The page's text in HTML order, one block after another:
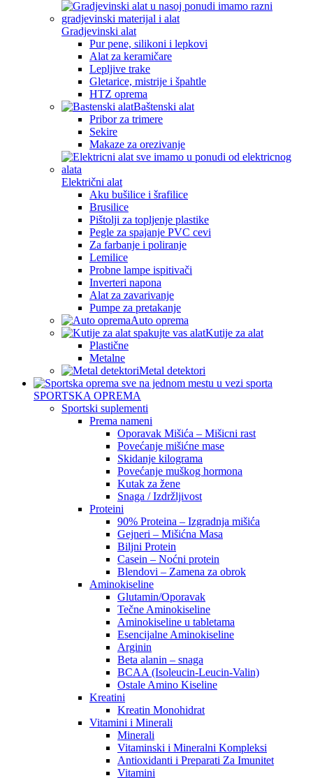
Gradjevinski alat
Pur pene, silikoni i lepkovi
Alat za keramičare
Lepljive trake
Gletarice, mistrije i špahtle
HTZ oprema
Baštenski alat
Pribor za trimere
Sekire
Makaze za orezivanje
Električni alat
Aku bušilice i šrafilice
Brusilice
Pištolji za topljenje plastike
Pegle za spajanje PVC cevi
Za farbanje i poliranje
Lemilice
Probne lampe ispitivači
Inverteri napona
Alat za zavarivanje
Pumpe za pretakanje
Auto oprema
Kutije za alat
Plastične
Metalne
Metal detektori
SPORTSKA OPREMA
Sportski suplementi
Prema nameni
Oporavak Mišića – Mišicni rast
Povećanje mišićne mase
Skidanje kilograma
Povećanje muškog hormona
Kutak za žene
Snaga / Izdržljivost
Proteini
90% Proteina – Izgradnja mišića
Gejneri – Mišićna Masa
Biljni Protein
Casein – Noćni protein
Blendovi – Zamena za obrok
Aminokiseline
Glutamin/Oporavak
Tečne Aminokiseline
Aminokiseline u tabletama
Esencijalne Aminokiseline
Arginin
Beta alanin – snaga
BCAA (Isoleucin-Leucin-Valin)
Ostale Amino Kiseline
Kreatini
Kreatin Monohidrat
Vitamini i Minerali
Minerali
Vitaminski i Mineralni Kompleksi
Antioxidanti i Preparati Za Imunitet
Vitamini